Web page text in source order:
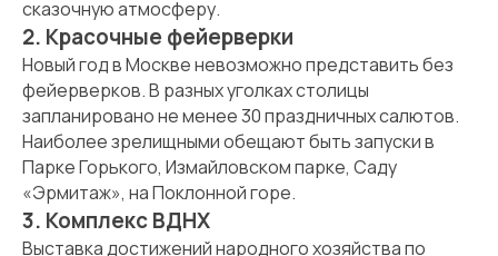
сказочную атмосферу.
2. Красочные фейерверки
Новый год в Москве невозможно представить без
фейерверков. В разных уголках столицы
запланировано не менее 30 праздничных салютов.
Наиболее зрелищными обещают быть запуски в
Парке Горького, Измайловском парке, Саду
«Эрмитаж», на Поклонной горе.
3. Комплекс ВДНХ
Выставка достижений народного хозяйства по